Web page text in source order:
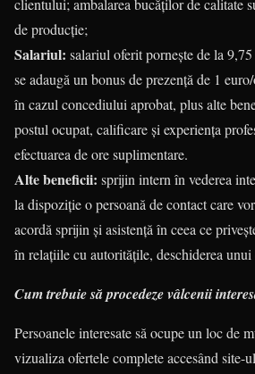
clientului; ambalarea bucăților de calitate
de producție;
Salariul: salariul oferit pornește de la
se adaugă un bonus de prezență de 1
în cazul concediului aprobat, plus alte
postul ocupat, calificare și experiența
efectuarea de ore suplimentare.
Alte beneficii: sprijin intern în vederea
la dispoziție o persoană de contact care
acordă sprijin și asistență în ceea ce
în relațiile cu autoritățile, deschiderea unui
Cum trebuie să procedeze vâlcenii
Persoanele interesate să ocupe un loc de
vizualiza ofertele complete accesând site-ul